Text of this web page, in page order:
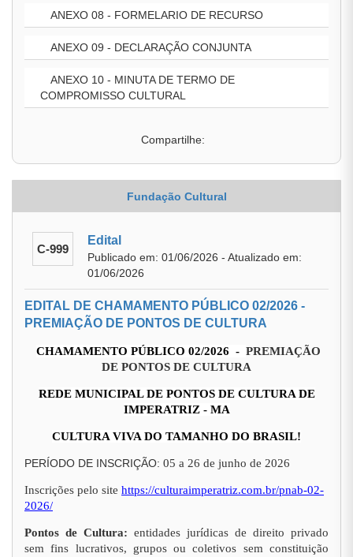
ANEXO 08 - FORMELARIO DE RECURSO
ANEXO 09 - DECLARAÇÃO CONJUNTA
ANEXO 10 - MINUTA DE TERMO DE
COMPROMISSO CULTURAL
Compartilhe:
Fundação Cultural
C-999
Edital
Publicado em: 01/06/2026 - Atualizado em:
01/06/2026
EDITAL DE CHAMAMENTO PÚBLICO 02/2026 -
PREMIAÇÃO DE PONTOS DE CULTURA
CHAMAMENTO PÚBLICO 02/2026 - PREMIAÇÃO
DE PONTOS DE CULTURA
REDE MUNICIPAL DE PONTOS DE CULTURA DE
IMPERATRIZ - MA
CULTURA VIVA DO TAMANHO DO BRASIL!
PERÍODO DE INSCRIÇÃO: 05 a 26 de junho de 2026
Inscrições pelo site https://culturaimperatriz.com.br/pnab-02-
2026/
Pontos de Cultura: entidades jurídicas de direito privado
sem fins lucrativos, grupos ou coletivos sem constituição